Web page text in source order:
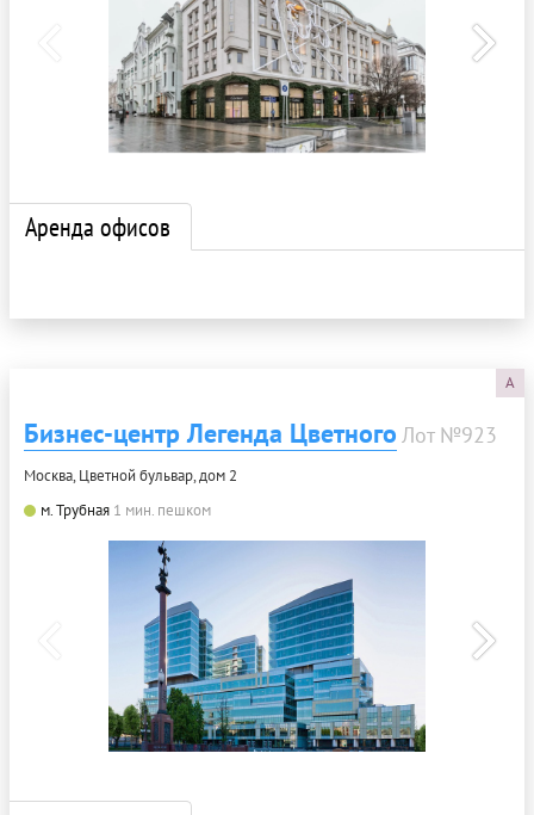
Аренда офисов
A
Бизнес-центр Легенда Цветного Лот №923
Москва, Цветной бульвар, дом 2
м. Трубная 1 мин. пешком